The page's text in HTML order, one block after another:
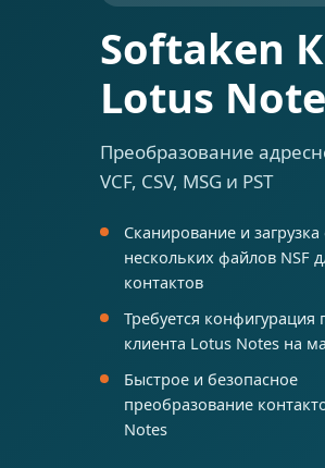
Softaken
Lotus
Преобразование
VCF, CSV, MSG и PST
Сканирование и
нескольких файлов NSF
контактов
Требуется конфигурация
клиента Lotus Notes на
Быстрое и безопасное
преобразование
Notes